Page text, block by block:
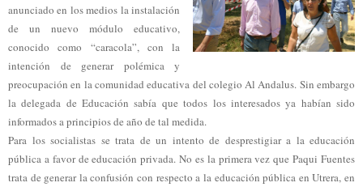
anunciado en los medios la instalación
de un nuevo módulo educativo,
conocido como “caracola”, con la
intención de generar polémica y
preocupación en la comunidad educativa del colegio Al Andalus. Sin embargo
la delegada de Educación sabía que todos los interesados ya habían sido
informados a principios de año de tal medida.
Para los socialistas se trata de un intento de desprestigiar a la educación
pública a favor de educación privada. No es la primera vez que Paqui Fuentes
trata de generar la confusión con respecto a la educación pública en Utrera, en